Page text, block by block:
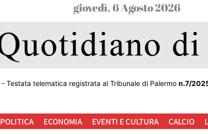
giovedì, 6 Agosto 2026
- Testata telematica registrata al Tribunale di Palermo n.7/
POLITICA ECONOMIA EVENTI E CULTURA CALCIO